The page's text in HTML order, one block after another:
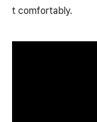
t comfortably.